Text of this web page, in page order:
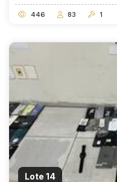
446 83 1
Lote 14